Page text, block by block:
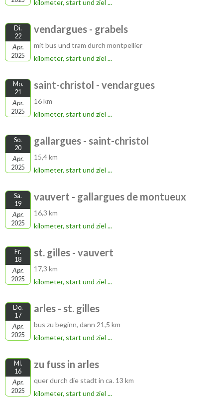
kilometer, start und ziel ...
Di.
22
Apr.
2025
vendargues - grabels
mit bus und tram durch montpellier
kilometer, start und ziel ...
Mo.
21
Apr.
2025
saint-christol - vendargues
16 km
kilometer, start und ziel ...
So.
20
Apr.
2025
gallargues - saint-christol
15,4 km
kilometer, start und ziel ...
Sa.
19
Apr.
2025
vauvert - gallargues de montueux
16,3 km
kilometer, start und ziel ...
Fr.
18
Apr.
2025
st. gilles - vauvert
17,3 km
kilometer, start und ziel ...
Do.
17
Apr.
2025
arles - st. gilles
bus zu beginn, dann 21,5 km
kilometer, start und ziel ...
Mi.
16
Apr.
2025
zu fuss in arles
quer durch die stadt in ca. 13 km
kilometer, start und ziel ...